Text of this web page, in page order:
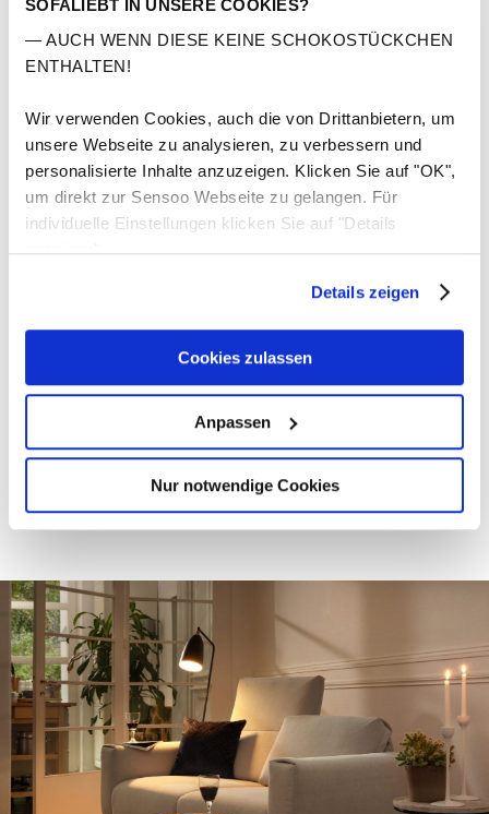
SOFALIEBT IN UNSERE COOKIES?
— AUCH WENN DIESE KEINE SCHOKOSTÜCKCHEN
ENTHALTEN!
Wir verwenden Cookies, auch die von Drittanbietern, um
unsere Webseite zu analysieren, zu verbessern und
personalisierte Inhalte anzuzeigen. Klicken Sie auf "OK",
um direkt zur Sensoo Webseite zu gelangen. Für
individuelle Einstellungen klicken Sie auf "Details
anzeigen".
Details zeigen
Cookies zulassen
Anpassen
Nur notwendige Cookies
Sitzhärte
einstellbar
Sitzposition
einstellbar
Sitzhöhe
einstellbar
Maße
Kostenlose Lieferung & Rücksendung